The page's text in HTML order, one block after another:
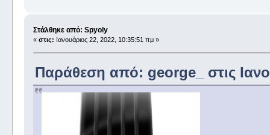
Στάλθηκε από: Spyoly
« στις: Ιανουάριος 22, 2022, 10:35:51 πμ »
Παράθεση από: george_ στις